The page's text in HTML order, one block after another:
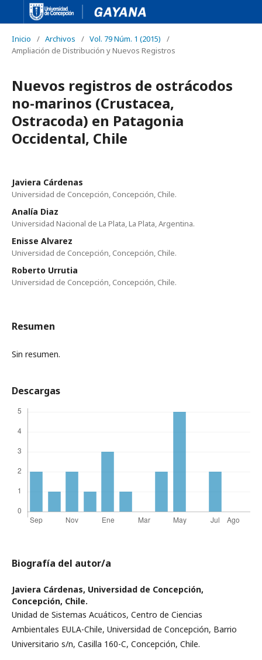
Inicio / Archivos / Vol. 79 Núm. 1 (2015)
/
Ampliación de Distribución y Nuevos Registros
Nuevos registros de ostrácodos
no-marinos (Crustacea,
Ostracoda) en Patagonia
Occidental, Chile
Javiera Cárdenas
Universidad de Concepción, Concepción, Chile.
Analía Diaz
Universidad Nacional de La Plata, La Plata, Argentina.
Enisse Alvarez
Universidad de Concepción, Concepción, Chile.
Roberto Urrutia
Universidad de Concepción, Concepción, Chile.
Resumen
Sin resumen.
Descargas
Biografía del autor/a
Javiera Cárdenas, Universidad de Concepción,
Concepción, Chile.
Unidad de Sistemas Acuáticos, Centro de Ciencias
Ambientales EULA-Chile, Universidad de Concepción, Barrio
Universitario s/n, Casilla 160-C, Concepción, Chile.